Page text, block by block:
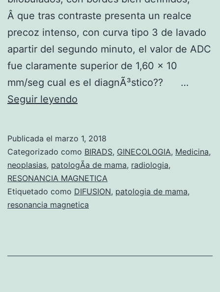
Â que tras contraste presenta un realce
precoz intenso, con curva tipo 3 de lavado
apartir del segundo minuto, el valor de ADC
fue claramente superior de 1,60 x 10
mm/seg cual es el diagnÃ³stico?? …
Seguir leyendo
o
d
e
p
Publicada el marzo 1, 2018
Categorizado como BIRADS, GINECOLOGIA, Medicina,
neoplasias, patologÃ­a de mama, radiologia,
RESONANCIA MAGNETICA
Etiquetado como DIFUSION, patologia de mama,
resonancia magnetica